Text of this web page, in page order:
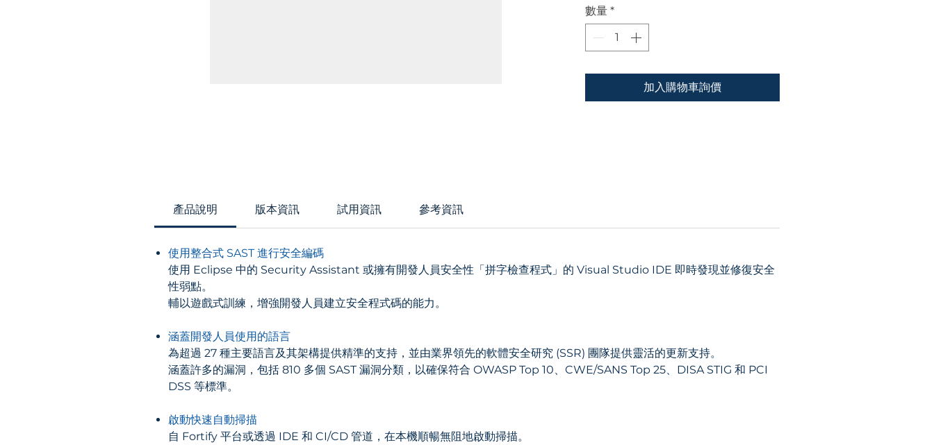
測試工具
術，精準識別源頭漏洞，協助企業在開發
階段落實安全左移。
數量 *
加入購物車詢價
產品說明 版本資訊 試用資訊 參考資訊
使用整合式 SAST 進行安全編碼
使用 Eclipse 中的 Security Assistant 或擁有開發人員安全性「拼字檢查程式」的 Visual Studio IDE 即時發現並修復安全
性弱點。
輔以遊戲式訓練，增強開發人員建立安全程式碼的能力。
涵蓋開發人員使用的語言
為超過 27 種主要語言及其架構提供精準的支持，並由業界領先的軟體安全研究 (SSR) 團隊提供靈活的更新支持。
涵蓋許多的漏洞，包括 810 多個 SAST 漏洞分類，以確保符合 OWASP Top 10、CWE/SANS Top 25、DISA STIG 和 PCI
DSS 等標準。
啟動快速自動掃描
自 Fortify 平台或透過 IDE 和 CI/CD 管道，在本機順暢無阻地啟動掃描。